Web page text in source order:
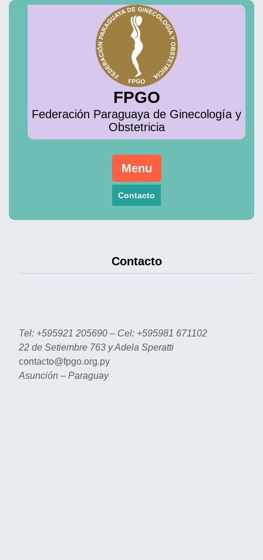
Skip
FPGO
Federación Paraguaya de Ginecología y
Obstetricia
Menu
Contacto
Contacto
Tel: +595921 205690 – Cel: +595981 671102
22 de Setiembre 763 y Adela Speratti
contacto@fpgo.org.py
Asunción – Paraguay